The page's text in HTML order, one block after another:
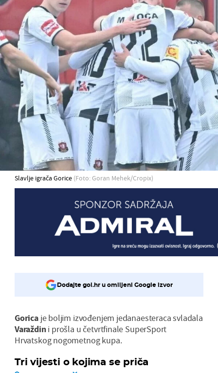
Slavlje igrača Gorice (Foto: Goran Mehek/Cropix)
Dodajte gol.hr u omiljeni Google izvor
Goricaje boljim izvođenjem jedanaesteraca svladala
Varaždini prošla u četvrtfinale SuperSport
Hrvatskog nogometnog kupa.
Tri vijesti o kojima se priča